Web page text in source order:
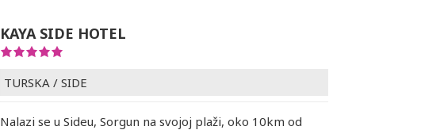
KAYA SIDE HOTEL
TURSKA / SIDE
Nalazi se u Sideu, Sorgun na svojoj plaži, oko 10km od